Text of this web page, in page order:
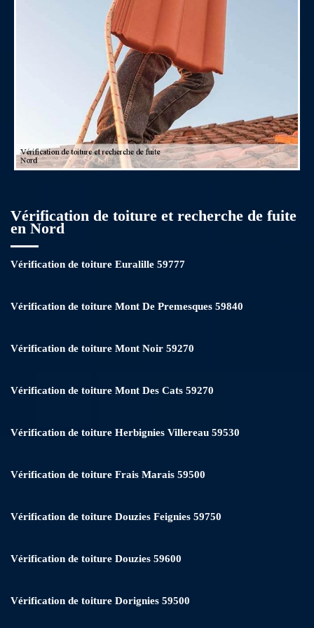
Vérification de toiture et recherche de fuite
en Nord
Vérification de toiture Euralille 59777
Vérification de toiture Mont De Premesques 59840
Vérification de toiture Mont Noir 59270
Vérification de toiture Mont Des Cats 59270
Vérification de toiture Herbignies Villereau 59530
Vérification de toiture Frais Marais 59500
Vérification de toiture Douzies Feignies 59750
Vérification de toiture Douzies 59600
Vérification de toiture Dorignies 59500